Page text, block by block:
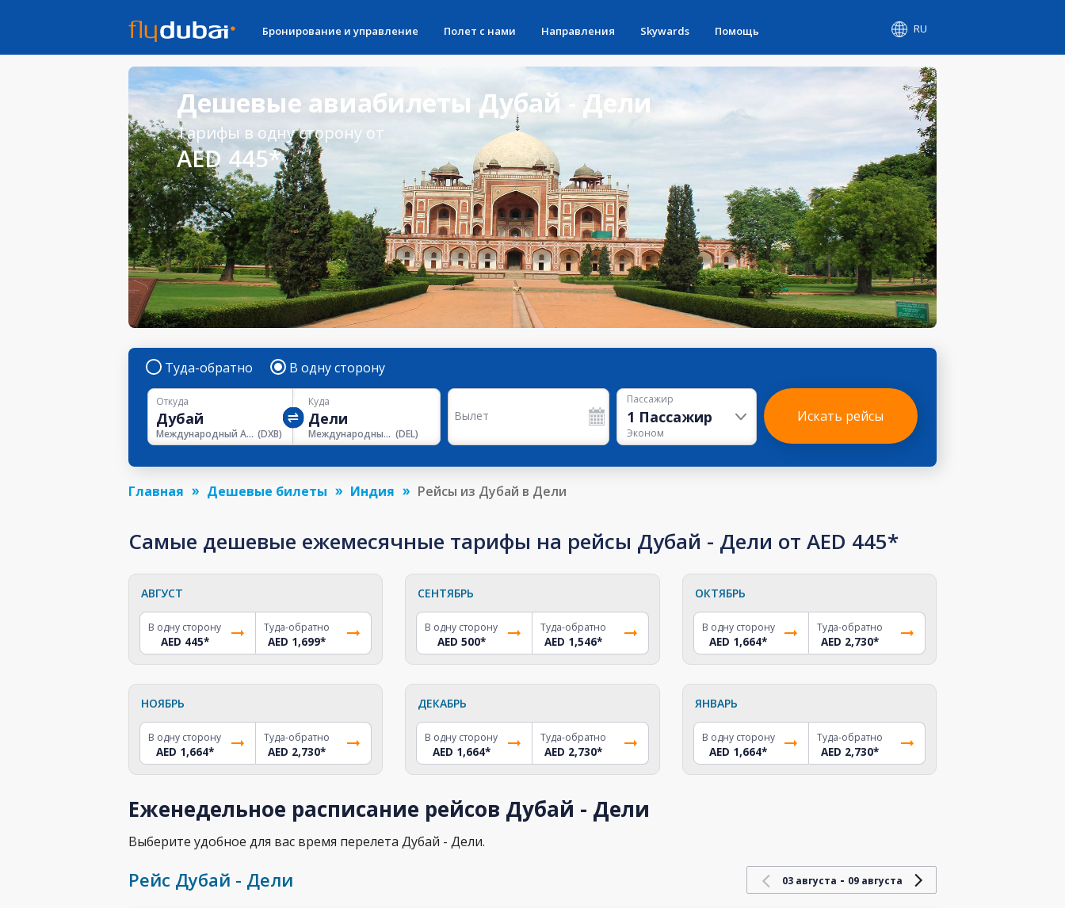
Бронирование и управление Полет с нами Направления Skywards Помощь RU
Дешевые авиабилеты Дубай - Дели
Тарифы в одну сторону от
AED 445*
Туда-обратно В одну сторону
Откуда
Международный Аэропорт Дубая (DXB)
Куда
Международный аэропорт им. Индиры Ганди, Терминал 3 (DEL)
Вылет
Пассажир
1 Пассажир
Эконом
Искать рейсы
Главная Дешевые билеты Индия Рейсы из Дубай в Дели
Самые дешевые ежемесячные тарифы на рейсы Дубай - Дели от AED 445*
АВГУСТ
В одну сторону
AED 445*
Туда-обратно
AED 1,699*
СЕНТЯБРЬ
В одну сторону
AED 500*
Туда-обратно
AED 1,546*
ОКТЯБРЬ
В одну сторону
AED 1,664*
Туда-обратно
AED 2,730*
НОЯБРЬ
В одну сторону
AED 1,664*
Туда-обратно
AED 2,730*
ДЕКАБРЬ
В одну сторону
AED 1,664*
Туда-обратно
AED 2,730*
ЯНВАРЬ
В одну сторону
AED 1,664*
Туда-обратно
AED 2,730*
Еженедельное расписание рейсов Дубай - Дели
Выберите удобное для вас время перелета Дубай - Дели.
Рейс Дубай - Дели 03 августа - 09 августа